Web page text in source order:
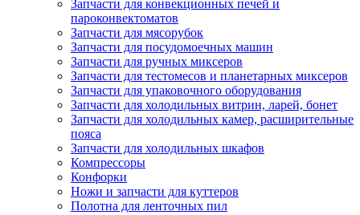
Запчасти для конвекционных печей и
пароконвектоматов
Запчасти для мясорубок
Запчасти для посудомоечных машин
Запчасти для ручных миксеров
Запчасти для тестомесов и планетарных миксеров
Запчасти для упаковочного оборудования
Запчасти для холодильных витрин, ларей, бонет
Запчасти для холодильных камер, расширительные
пояса
Запчасти для холодильных шкафов
Компрессоры
Конфорки
Ножи и запчасти для куттеров
Полотна для ленточных пил